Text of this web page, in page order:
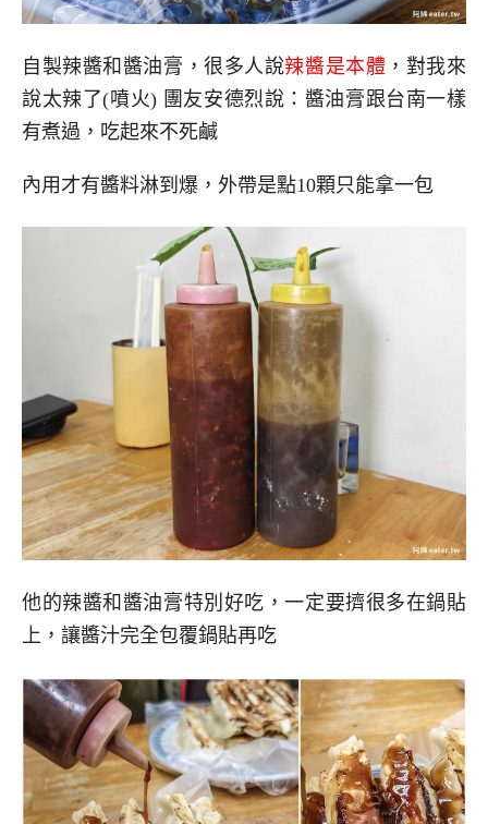
自製辣醬和醬油膏，很多人說辣醬是本體 ，對我來
說太辣了(噴火) 團友安德烈說：醬油膏跟台南一樣
有煮過，吃起來不死鹹
內用才有醬料淋到爆，外帶是點10顆只能拿一包
他的辣醬和醬油膏特別好吃，一定要擠很多在鍋貼
上，讓醬汁完全包覆鍋貼再吃